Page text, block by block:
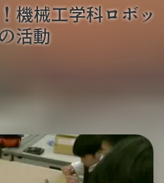
機械工学科ロボッ
活動